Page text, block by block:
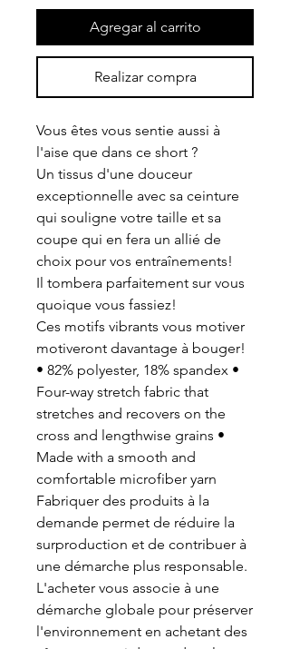
Agregar al carrito
Realizar compra
Vous êtes vous sentie aussi à
l'aise que dans ce short ?
Un tissus d'une douceur
exceptionnelle avec sa ceinture
qui souligne votre taille et sa
coupe qui en fera un allié de
choix pour vos entraînements!
Il tombera parfaitement sur vous
quoique vous fassiez!
Ces motifs vibrants vous motiver
motiveront davantage à bouger!
• 82% polyester, 18% spandex •
Four-way stretch fabric that
stretches and recovers on the
cross and lengthwise grains •
Made with a smooth and
comfortable microfiber yarn
Fabriquer des produits à la
demande permet de réduire la
surproduction et de contribuer à
une démarche plus responsable.
L'acheter vous associe à une
démarche globale pour préserver
l'environnement en achetant des